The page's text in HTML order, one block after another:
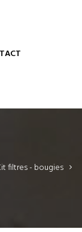
filtres - bougies >